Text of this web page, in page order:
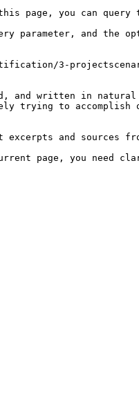
you can query
parameter, and the
3-
and written in natural
trying to
and sources
page, you